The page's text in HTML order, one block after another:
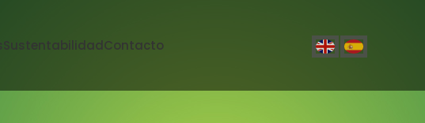
SustentabilidadContacto